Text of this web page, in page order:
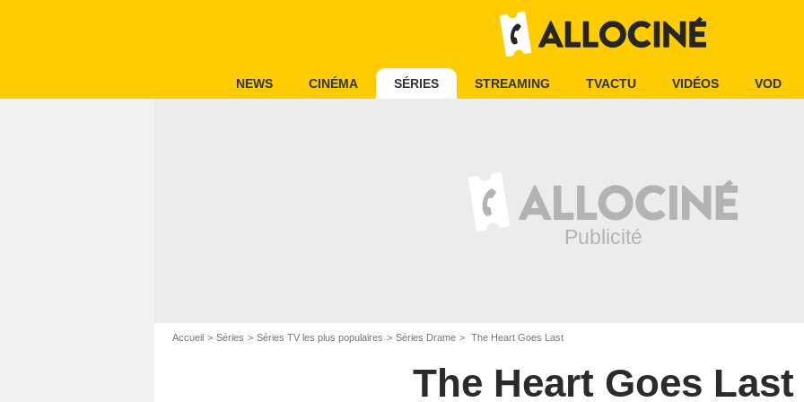
NEWS CINÉMA SÉRIES STREAMING TVACTU VIDÉOS VOD
Accueil Séries Séries TV les plus populaires Séries Drame The Heart Goes Last
The Heart Goes Last